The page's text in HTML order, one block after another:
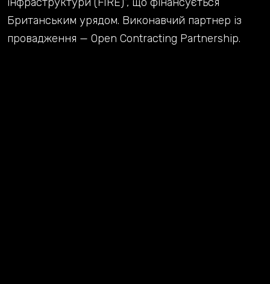
Британським урядом. Виконавчий партнер із
провадження — Open Contracting Partnership.